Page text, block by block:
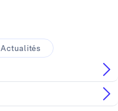
Actualités